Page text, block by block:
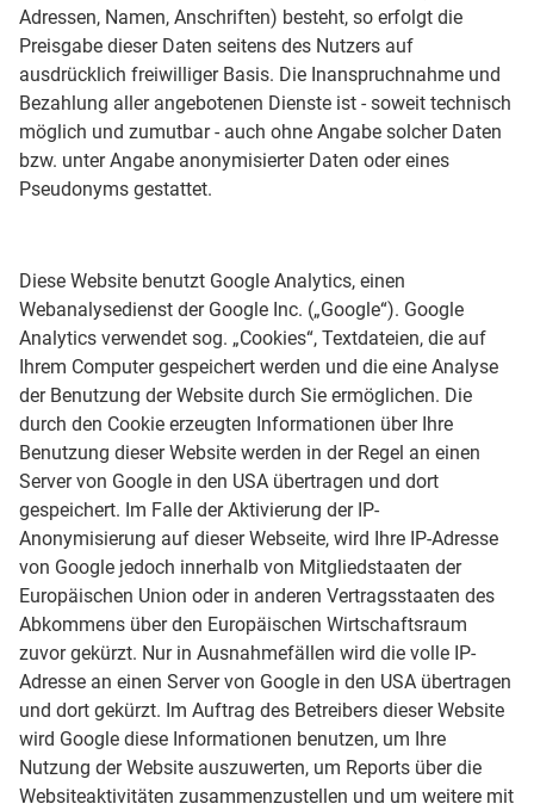
Adressen, Namen, Anschriften) besteht, so erfolgt die
Preisgabe dieser Daten seitens des Nutzers auf
ausdrücklich freiwilliger Basis. Die Inanspruchnahme und
Bezahlung aller angebotenen Dienste ist - soweit technisch
möglich und zumutbar - auch ohne Angabe solcher Daten
bzw. unter Angabe anonymisierter Daten oder eines
Pseudonyms gestattet.
Diese Website benutzt Google Analytics, einen
Webanalysedienst der Google Inc. („Google“). Google
Analytics verwendet sog. „Cookies“, Textdateien, die auf
Ihrem Computer gespeichert werden und die eine Analyse
der Benutzung der Website durch Sie ermöglichen. Die
durch den Cookie erzeugten Informationen über Ihre
Benutzung dieser Website werden in der Regel an einen
Server von Google in den USA übertragen und dort
gespeichert. Im Falle der Aktivierung der IP-
Anonymisierung auf dieser Webseite, wird Ihre IP-Adresse
von Google jedoch innerhalb von Mitgliedstaaten der
Europäischen Union oder in anderen Vertragsstaaten des
Abkommens über den Europäischen Wirtschaftsraum
zuvor gekürzt. Nur in Ausnahmefällen wird die volle IP-
Adresse an einen Server von Google in den USA übertragen
und dort gekürzt. Im Auftrag des Betreibers dieser Website
wird Google diese Informationen benutzen, um Ihre
Nutzung der Website auszuwerten, um Reports über die
Websiteaktivitäten zusammenzustellen und um weitere mit